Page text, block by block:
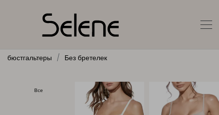
бюстгальтеры Без бретелек
Все